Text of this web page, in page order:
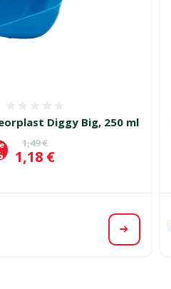
Diggy Big, 250 ml
Oriģinālā cena
1,49 €
Cena
1,18 €
Apskatīt